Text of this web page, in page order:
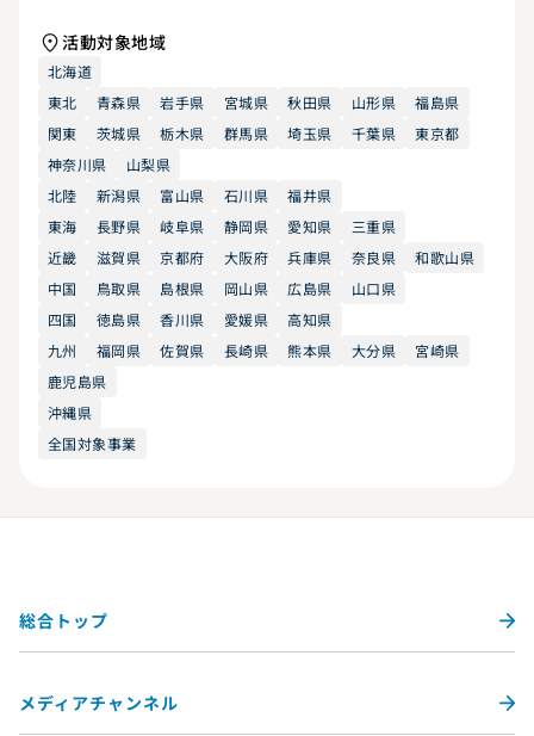
活動対象地域
北海道
東北
青森県 岩手県 宮城県 秋田県 山形県
福島県
関東
茨城県 栃木県 群馬県 埼玉県 千葉県
東京都
神奈川県
山梨県
北陸
新潟県 富山県 石川県
福井県
東海
長野県 岐阜県 静岡県 愛知県
三重県
近畿
滋賀県 京都府 大阪府 兵庫県 奈良県
和歌山県
中国
鳥取県 島根県 岡山県 広島県
山口県
四国
徳島県 香川県 愛媛県
高知県
九州
福岡県 佐賀県 長崎県 熊本県 大分県
宮崎県
鹿児島県
沖縄県
全国対象事業
総合トップ
メディアチャンネル